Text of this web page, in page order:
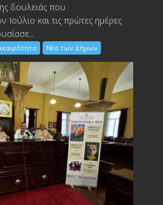
δουλειάς που
Ιούλιο και τις πρώτες ημέρες
Νέα των Δήμων